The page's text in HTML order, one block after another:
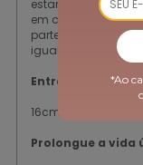
estampa é
em cada produto.
parte diferente da
igual a outra.
Entrepernas:
16cm - tamanho M
Prolongue a vida
*Ao